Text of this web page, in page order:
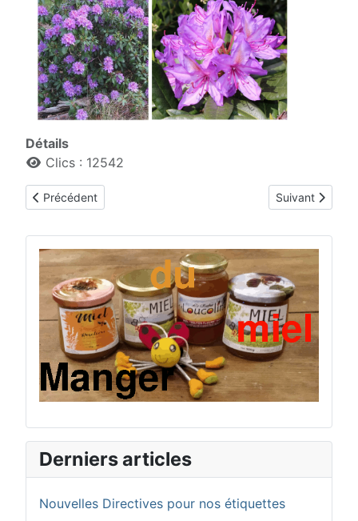
Détails
Clics : 12542
Article précédent : Miellats
Précédent Article suivant
Suivant
Derniers articles
Nouvelles Directives pour nos étiquettes